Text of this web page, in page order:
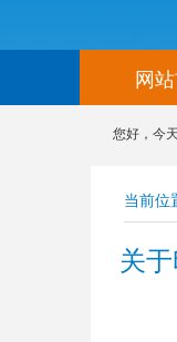
网
您好，今
当前位
关